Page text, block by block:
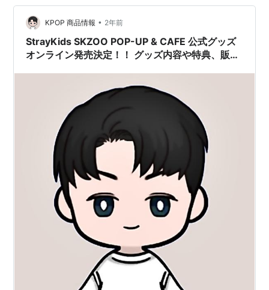
アプリ比較 TikTok Lite …
KPOP 商品情報 • 2年前
StrayKids SKZOO POP-UP & CAFE 公式グッズ
オンライン発売決定！！ グッズ内容や特典、販売